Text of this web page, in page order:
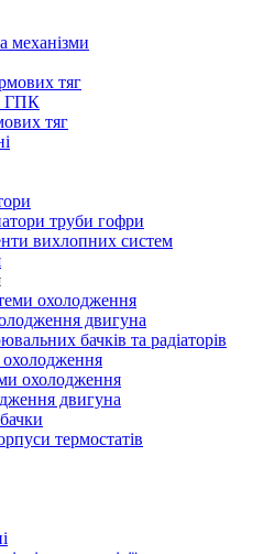
механізми
тяг
ГПК
тяг
труби гофри
вихлопних систем
охолодження
двигуна
бачків та радіаторів
охолодження
двигуна
термостатів